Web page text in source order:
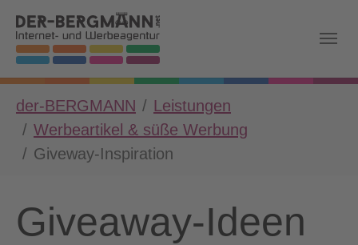
Skip to main navigation
Zum Hauptinhalt springen
Skip to page footer
Sie sind hier:
der-BERGMANN
Leistungen
Werbeartikel & süße Werbung
Giveway-Inspiration
Giveaway-Ideen